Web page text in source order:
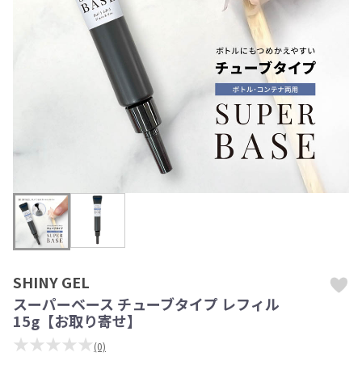
SHINY GEL
スーパーベース チューブタイプ レフィル
15g【お取り寄せ】
★★★★★ (0)